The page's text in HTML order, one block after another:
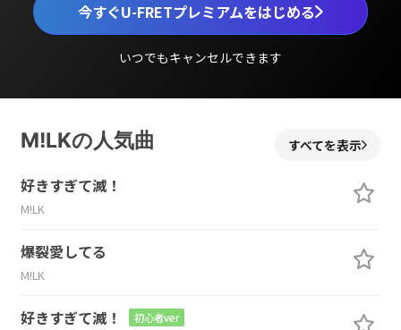
今すぐU-FRETプレミアムをはじめる
いつでもキャンセルできます
M!LKの人気曲 すべてを表示
好きすぎて滅！
M!LK
爆裂愛してる
M!LK
好きすぎて滅！ 初心者ver